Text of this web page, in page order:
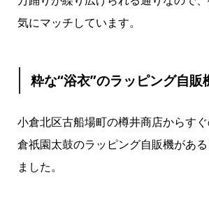
気にマッチしています。
粋な“浴衣”のラッピング自販
小倉北区古船場町の樽井商店からす
倉祇園太鼓のラッピング自販機があ
ました。